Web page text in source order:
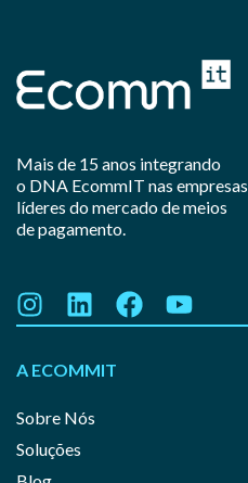
Mais de 15 anos integrando
o DNA EcommIT nas empresas
líderes do mercado de meios
de pagamento.
A ECOMMIT
Sobre Nós
Soluções